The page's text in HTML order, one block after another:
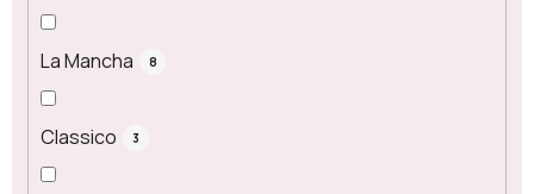
La Mancha 8
Classico 3